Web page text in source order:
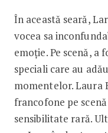
În această seară,
vocea sa
emoție. Pe scenă,
speciali care au
momentelor. Laura
francofone pe
sensibilitate rară.